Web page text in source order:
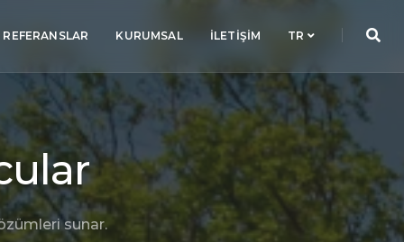
REFERANSLAR KURUMSAL İLETIŞIM TR
sunar.